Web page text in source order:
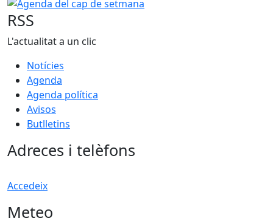
RSS
L'actualitat a un clic
Notícies
Agenda
Agenda política
Avisos
Butlletins
Adreces i telèfons
Accedeix
Meteo